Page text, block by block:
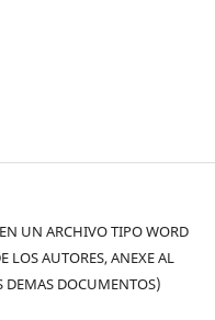
UN ARCHIVO TIPO WORD
LOS AUTORES, ANEXE AL
DEMAS DOCUMENTOS)